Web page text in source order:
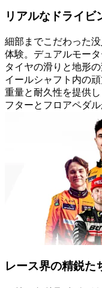
リアルなドライビ
細部までこだわった
体験。デュアルモー
タイヤの滑りと地形
イールシャフト内の
重量と耐久性を提供
フターとフロアペダ
レース界の精鋭た